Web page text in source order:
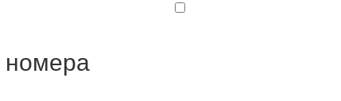
номера